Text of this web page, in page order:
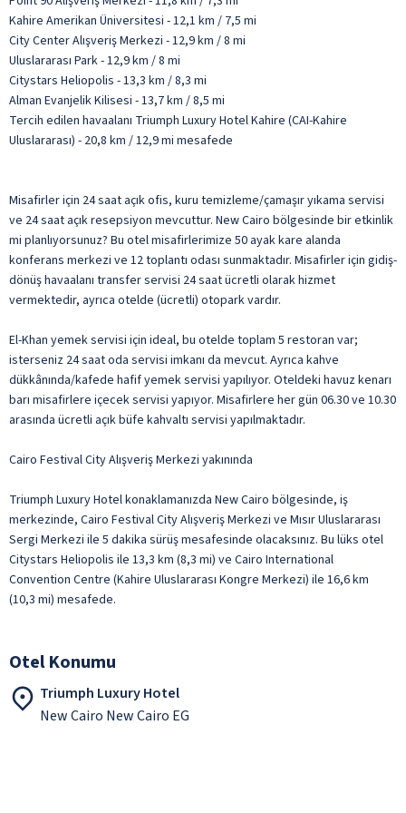
Kahire Amerikan Üniversitesi - 12,1 km / 7,5 mi
City Center Alışveriş Merkezi - 12,9 km / 8 mi
Uluslararası Park - 12,9 km / 8 mi
Citystars Heliopolis - 13,3 km / 8,3 mi
Alman Evanjelik Kilisesi - 13,7 km / 8,5 mi
Tercih edilen havaalanı Triumph Luxury Hotel Kahire (CAI-Kahire
Uluslararası) - 20,8 km / 12,9 mi mesafede
Misafirler için 24 saat açık ofis, kuru temizleme/çamaşır yıkama servisi
ve 24 saat açık resepsiyon mevcuttur. New Cairo bölgesinde bir etkinlik
mi planlıyorsunuz? Bu otel misafirlerimize 50 ayak kare alanda
konferans merkezi ve 12 toplantı odası sunmaktadır. Misafirler için gidiş-
dönüş havaalanı transfer servisi 24 saat ücretli olarak hizmet
vermektedir, ayrıca otelde (ücretli) otopark vardır.
El-Khan yemek servisi için ideal, bu otelde toplam 5 restoran var;
isterseniz 24 saat oda servisi imkanı da mevcut. Ayrıca kahve
dükkânında/kafede hafif yemek servisi yapılıyor. Oteldeki havuz kenarı
barı misafirlere içecek servisi yapıyor. Misafirlere her gün 06.30 ve 10.30
arasında ücretli açık büfe kahvaltı servisi yapılmaktadır.
Cairo Festival City Alışveriş Merkezi yakınında
Triumph Luxury Hotel konaklamanızda New Cairo bölgesinde, iş
merkezinde, Cairo Festival City Alışveriş Merkezi ve Mısır Uluslararası
Sergi Merkezi ile 5 dakika sürüş mesafesinde olacaksınız. Bu lüks otel
Citystars Heliopolis ile 13,3 km (8,3 mi) ve Cairo International
Convention Centre (Kahire Uluslararası Kongre Merkezi) ile 16,6 km
(10,3 mi) mesafede.
Otel Konumu
Triumph Luxury Hotel
New Cairo New Cairo EG